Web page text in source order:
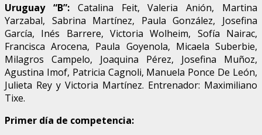
Uruguay “B”:Catalina Feit, Valeria Anión, Martina
Yarzabal, Sabrina Martínez, Paula González, Josefina
García, Inés Barrere, Victoria Wolheim, Sofía Nairac,
Francisca Arocena, Paula Goyenola, Micaela Suberbie,
Milagros Campelo, Joaquina Pérez, Josefina Muñoz,
Agustina Imof, Patricia Cagnoli, Manuela Ponce De León,
Julieta Rey y Victoria Martínez. Entrenador: Maximiliano
Tixe.
Primer día de competencia: